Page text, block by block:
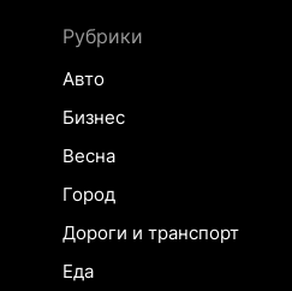
Рубрики
Авто
Бизнес
Весна
Город
Дороги и транспорт
Еда